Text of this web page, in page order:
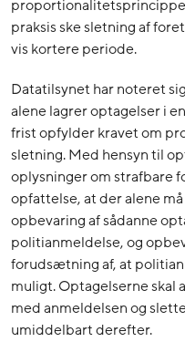
praksis ske sletning af
vis kortere periode.
Datatilsynet har noteret
alene lagrer optagelser i
frist opfylder kravet om
sletning. Med hensyn til
oplysninger om strafbare
opfattelse, at der alene
opbevaring af sådanne
politianmeldelse, og
forudsætning af, at
muligt. Optagelserne
med anmeldelsen og
umiddelbart derefter.